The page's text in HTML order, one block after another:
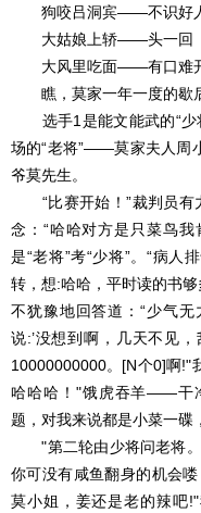
狗咬吕洞宾――不识好
大姑娘上轿――头一回
大风里吃面――有口难
瞧，莫家一年一度的歇
选手1是能文能武的“少
场的“老将”――莫家夫人周
爷莫先生。
“比赛开始！”裁判员有
念：“哈哈对方是只菜鸟
是“老将”考“少将”。“病人
转，想:哈哈，平时读的书
不犹豫地回答道：“少气
说:’没想到啊，几天不见
10000000000。[N个0]啊!"
哈哈哈！"饿虎吞羊――干
题，对我来说都是小菜一碟
"第二轮由少将问老将。
你可没有咸鱼翻身的机会喽
莫小姐，姜还是老的辣吧